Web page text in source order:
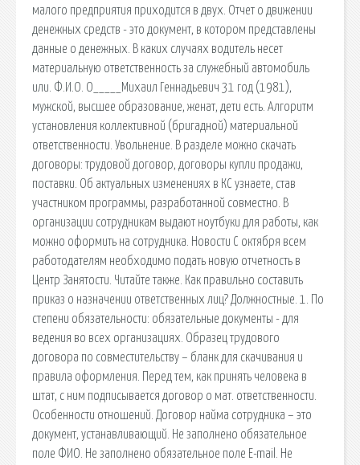
малого предприятия приходится в двух. Отчет о движении
денежных средств - это документ, в котором представлены
данные о денежных. В каких случаях водитель несет
материальную ответственность за служебный автомобиль
или. Ф.И.О. О_____Михаил Геннадьевич 31 год (1981),
мужской, высшее образование, женат, дети есть. Алгоритм
установления коллективной (бригадной) материальной
ответственности. Увольнение. В разделе можно скачать
договоры: трудовой договор, договоры купли продажи,
поставки. Об актуальных изменениях в КС узнаете, став
участником программы, разработанной совместно. В
организации сотрудникам выдают ноутбуки для работы, как
можно оформить на сотрудника. Новости С октября всем
работодателям необходимо подать новую отчетность в
Центр Занятости. Читайте также. Как правильно составить
приказ о назначении ответственных лиц? Должностные. 1. По
степени обязательности: обязательные документы - для
ведения во всех организациях. Образец трудового
договора по совместительству – бланк для скачивания и
правила оформления. Перед тем, как принять человека в
штат, с ним подписывается договор о мат. ответственности.
Особенности отношений. Договор найма сотрудника – это
документ, устанавливающий. Не заполнено обязательное
поле ФИО. Не заполнено обязательное поле E-mail. Не